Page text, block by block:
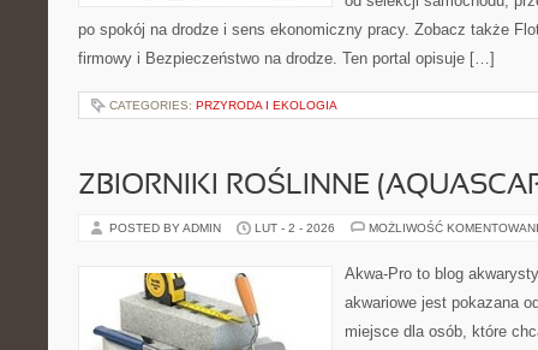
po spokój na drodze i sens ekonomiczny pracy. Zobacz także
firmowy i Bezpieczeństwo na drodze. Ten portal opisuje […]
CATEGORIES: PRZYRODA I EKOLOGIA
ZBIORNIKI ROŚLINNE
POSTED BY ADMIN LUT - 2 - 2026 MOŻLIWOŚĆ
Akwa-Pro to blog
akwariowe jest pokazana
miejsce dla osób, które